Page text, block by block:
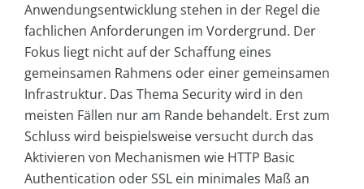
Anwendungsentwicklung stehen in der Regel die
fachlichen Anforderungen im Vordergrund. Der
Fokus liegt nicht auf der Schaffung eines
gemeinsamen Rahmens oder einer gemeinsamen
Infrastruktur. Das Thema Security wird in den
meisten Fällen nur am Rande behandelt. Erst zum
Schluss wird beispielsweise versucht durch das
Aktivieren von Mechanismen wie HTTP Basic
Authentication oder SSL ein minimales Maß an